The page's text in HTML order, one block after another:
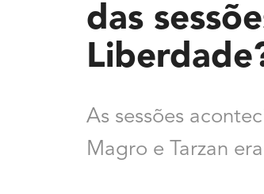
das
As sessões
Magro e Tarzan